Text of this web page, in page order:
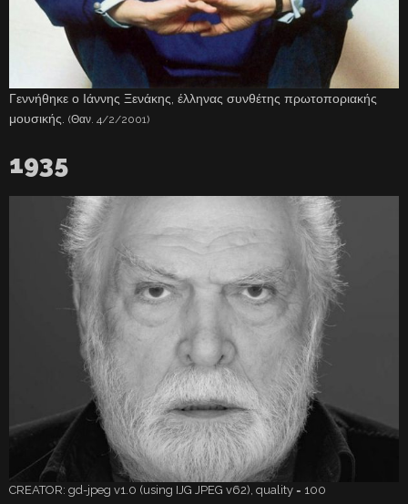
Γεννήθηκε ο Ιάννης Ξενάκης, έλληνας συνθέτης πρωτοποριακής
μουσικής. (Θαν. 4/2/2001)
1935
CREATOR: gd-jpeg v1.0 (using IJG JPEG v62), quality = 100